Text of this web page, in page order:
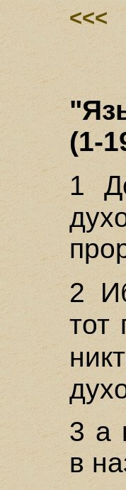
<<<
(1-
1
2
тот
3 а
в